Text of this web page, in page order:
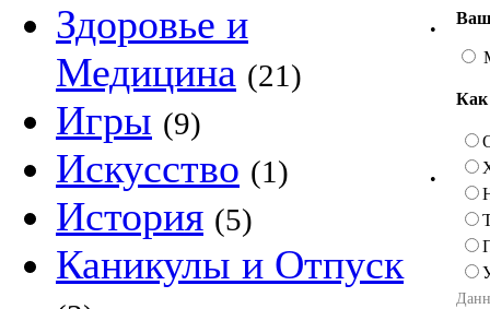
Здоровье и
Медицина (21)
Игры (9)
Искусство (1)
История (5)
Каникулы и Отпуск
•
•
Как